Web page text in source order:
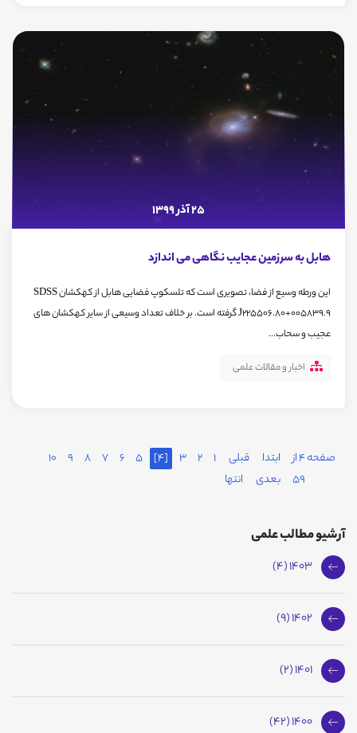
25 آذر 1399
هابل به سرزمین عجایب نگاهی می اندازد
این ورطه وسیع از فضا، تصویری است که تلسکوپ فضایی هابل از کهکشان SDSS
J225506.80+005839.9 گرفته است. بر خلاف تعداد وسیعی از سایر کهکشان های
عجیب و سحاب...
اخبار و مقالات علمی
صفحه 4 از
59
ابتدا قبلی 1
2
3
[4]
5
6
7
8
9
10
بعدی
انتها
آرشیو مطالب علمی
1403 (4)
1402 (9)
1401 (2)
1400 (42)